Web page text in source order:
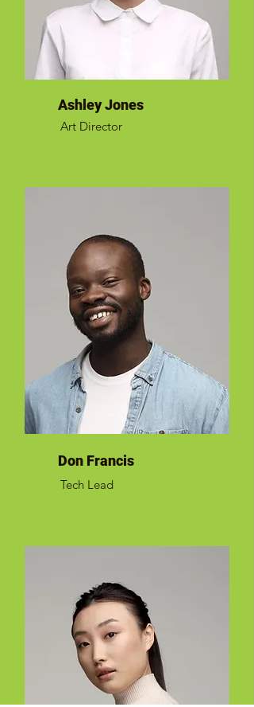
Ashley Jones
Art Director
Don Francis
Tech Lead